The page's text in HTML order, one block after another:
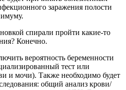
заражения полости
спирали пройти какие-то
Конечно.
вероятность беременности
тест или
и мочи). Также необходимо будет
общий анализ крови/